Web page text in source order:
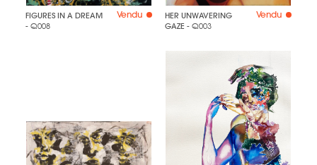
FIGURES IN A DREAM
- Q008
Vendu
HER UNWAVERING
GAZE - Q003
Vendu